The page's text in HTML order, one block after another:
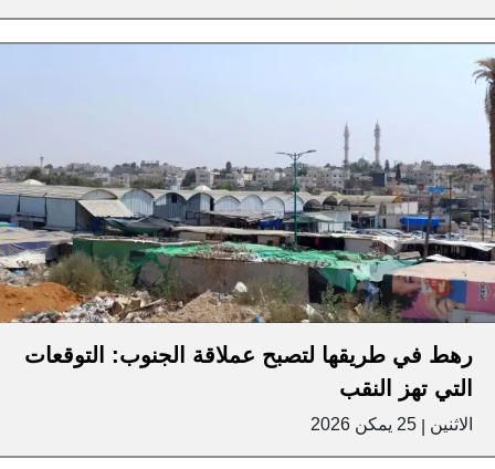
رهط في طريقها لتصبح عملاقة الجنوب: التوقعات
التي تهز النقب
الاثنين 25 يمكن 2026